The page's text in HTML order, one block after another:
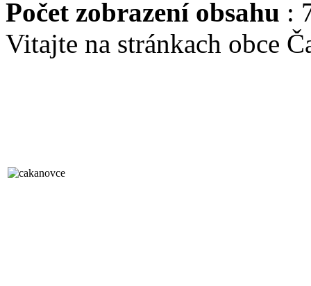
Počet zobrazení obsahu :
Vitajte na stránkach obce